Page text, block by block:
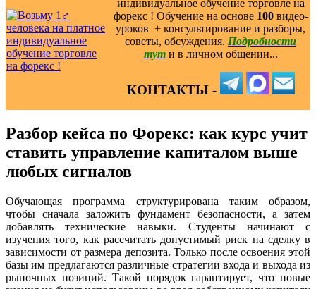
индивидуальное обучение торговле на
форекс ! Обучение на основе 100видео-
уроков ️ + консультирование и разборы,
советы, обсуждения. Подробности
тут и в личном общении...
КОНТАКТЫ -
Разбор кейса по Форекс: как курс учит
ставить управление капиталом выше
любых сигналов
Обучающая программа структурирована таким образом,
чтобы сначала заложить фундамент безопасности, а затем
добавлять технические навыки. Студенты начинают с
изучения того, как рассчитать допустимый риск на сделку в
зависимости от размера депозита. Только после освоения этой
базы им предлагаются различные стратегии входа и выхода из
рыночных позиций. Такой порядок гарантирует, что новые